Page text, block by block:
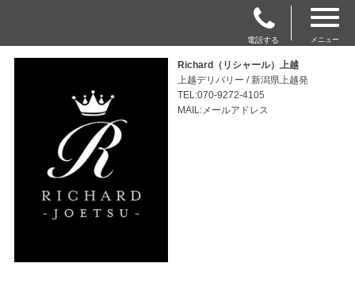
電話する メニュー
Richard（リシャール）上越
上越デリバリー / 新潟県上越発
TEL:070-9272-4105
MAIL:メールアドレス